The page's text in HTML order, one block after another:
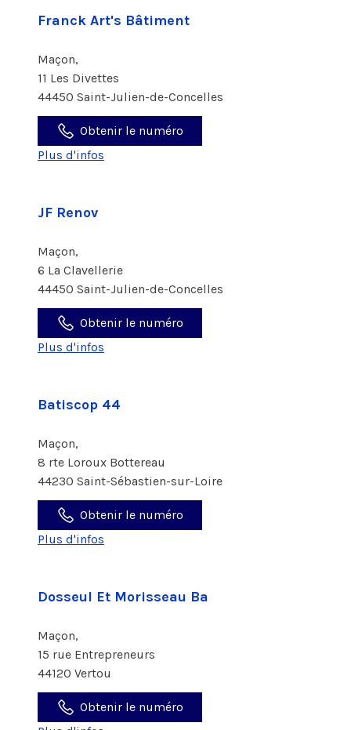
Franck Art's Bâtiment
Maçon,
11 Les Divettes
44450 Saint-Julien-de-Concelles
Obtenir le numéro
Plus d'infos
JF Renov
Maçon,
6 La Clavellerie
44450 Saint-Julien-de-Concelles
Obtenir le numéro
Plus d'infos
Batiscop 44
Maçon,
8 rte Loroux Bottereau
44230 Saint-Sébastien-sur-Loire
Obtenir le numéro
Plus d'infos
Dosseul Et Morisseau Ba
Maçon,
15 rue Entrepreneurs
44120 Vertou
Obtenir le numéro